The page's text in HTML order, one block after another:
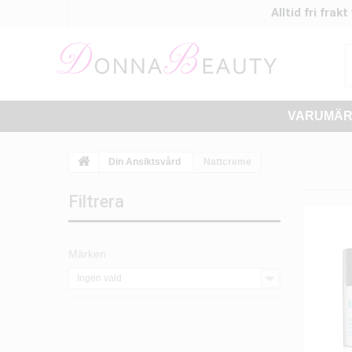
Alltid fri frakt
Din Ansiktsvård Nattcreme
Filtrera
Märken
Ingen vald